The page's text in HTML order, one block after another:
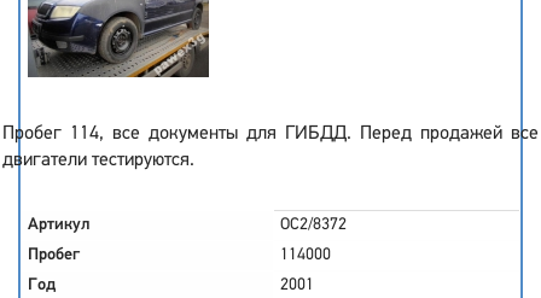
Пробег 114, все документы для ГИБДД. Перед продажей все
двигатели тестируются.
Артикул
OC2/8372
Пробег
114000
Год
2001